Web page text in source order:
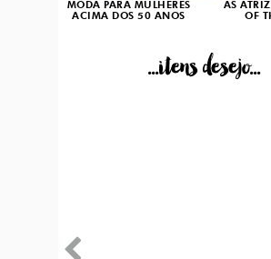
MODA PARA MULHERES
ACIMA DOS 50 ANOS
AS
OF
...itens desejo...